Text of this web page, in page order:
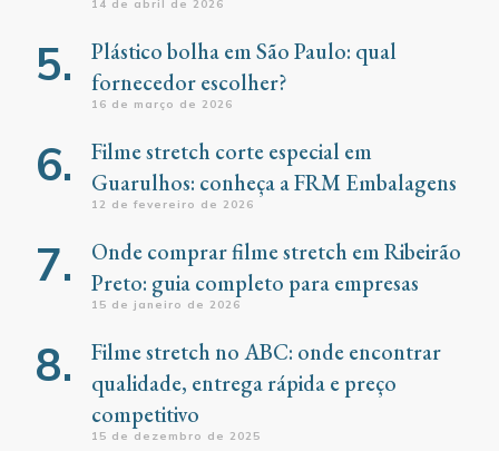
14 de abril de 2026
Plástico bolha em São Paulo: qual
fornecedor escolher?
16 de março de 2026
Filme stretch corte especial em
Guarulhos: conheça a FRM Embalagens
12 de fevereiro de 2026
Onde comprar filme stretch em Ribeirão
Preto: guia completo para empresas
15 de janeiro de 2026
Filme stretch no ABC: onde encontrar
qualidade, entrega rápida e preço
competitivo
15 de dezembro de 2025